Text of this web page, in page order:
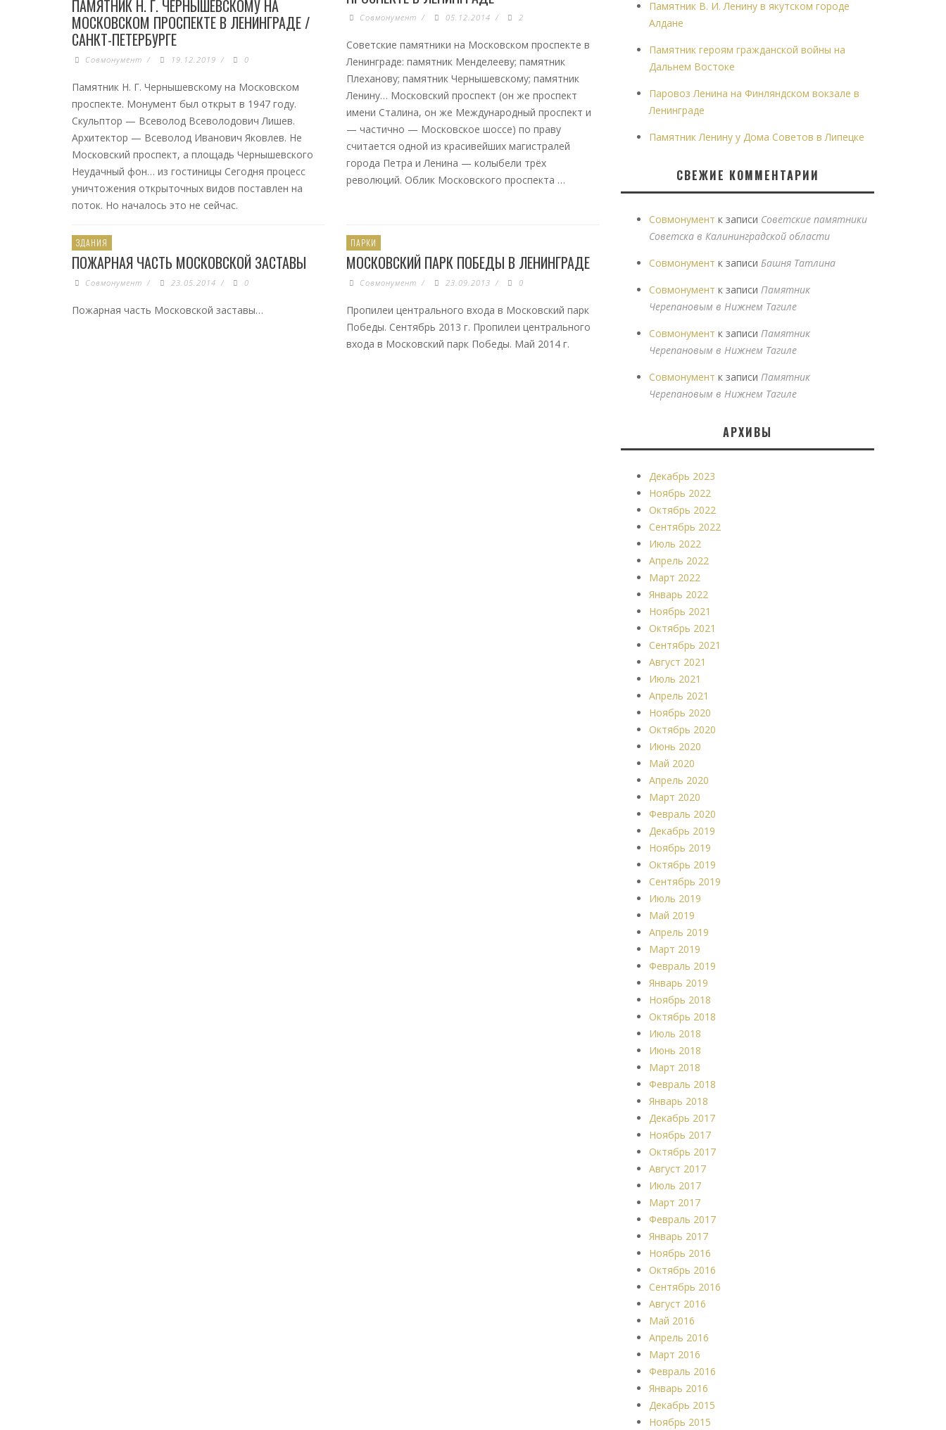
ПАМЯТНИК Н. Г. ЧЕРНЫШЕВСКОМУ НА
МОСКОВСКОМ ПРОСПЕКТЕ В ЛЕНИНГРАДЕ /
САНКТ-ПЕТЕРБУРГЕ
Совмонумент / 19.12.2019 / 0
Памятник Н. Г. Чернышевскому на Московском
проспекте. Монумент был открыт в 1947 году.
Скульптор — Всеволод Всеволодович Лишев.
Архитектор — Всеволод Иванович Яковлев. Не
Московский проспект, а площадь Чернышевского
Неудачный фон… из гостиницы Сегодня процесс
уничтожения открыточных видов поставлен на
поток. Но началось это не сейчас.
Совмонумент / 05.12.2014 / 2
Советские памятники на Московском проспекте в
Ленинграде: памятник Менделееву; памятник
Плеханову; памятник Чернышевскому; памятник
Ленину… Московский проспект (он же проспект
имени Сталина, он же Международный проспект и
— частично — Московское шоссе) по праву
считается одной из красивейших магистралей
города Петра и Ленина — колыбели трёх
революций. Облик Московского проспекта …
ЗДАНИЯ
ПОЖАРНАЯ ЧАСТЬ МОСКОВСКОЙ ЗАСТАВЫ
Совмонумент / 23.05.2014 / 0
Пожарная часть Московской заставы…
ПАРКИ
МОСКОВСКИЙ ПАРК ПОБЕДЫ В ЛЕНИНГРАДЕ
Совмонумент / 23.09.2013 / 0
Пропилеи центрального входа в Московский парк
Победы. Сентябрь 2013 г. Пропилеи центрального
входа в Московский парк Победы. Май 2014 г.
Памятник В. И. Ленину в якутском городе
Алдане
Памятник героям гражданской войны на
Дальнем Востоке
Паровоз Ленина на Финляндском вокзале в
Ленинграде
Памятник Ленину у Дома Советов в Липецке
СВЕЖИЕ КОММЕНТАРИИ
Совмонумент к записи Советские памятники
Советска в Калининградской области
Совмонумент к записи Башня Татлина
Совмонумент к записи Памятник
Черепановым в Нижнем Тагиле
Совмонумент к записи Памятник
Черепановым в Нижнем Тагиле
Совмонумент к записи Памятник
Черепановым в Нижнем Тагиле
АРХИВЫ
Декабрь 2023
Ноябрь 2022
Октябрь 2022
Сентябрь 2022
Июль 2022
Апрель 2022
Март 2022
Январь 2022
Ноябрь 2021
Октябрь 2021
Сентябрь 2021
Август 2021
Июль 2021
Апрель 2021
Ноябрь 2020
Октябрь 2020
Июнь 2020
Май 2020
Апрель 2020
Март 2020
Февраль 2020
Декабрь 2019
Ноябрь 2019
Октябрь 2019
Сентябрь 2019
Июль 2019
Май 2019
Апрель 2019
Март 2019
Февраль 2019
Январь 2019
Ноябрь 2018
Октябрь 2018
Июль 2018
Июнь 2018
Март 2018
Февраль 2018
Январь 2018
Декабрь 2017
Ноябрь 2017
Октябрь 2017
Август 2017
Июль 2017
Март 2017
Февраль 2017
Январь 2017
Ноябрь 2016
Октябрь 2016
Сентябрь 2016
Август 2016
Май 2016
Апрель 2016
Март 2016
Февраль 2016
Январь 2016
Декабрь 2015
Ноябрь 2015